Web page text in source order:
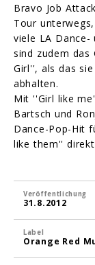
Bravo Job
Tour
viele LA Dance-
sind zudem das
Girl'', als das
abhalten.
Mit ''Girl like
Bartsch und
Dance-Pop-Hit
like them''
Veröffentlichung
31.8.2012
Label
Orange Red